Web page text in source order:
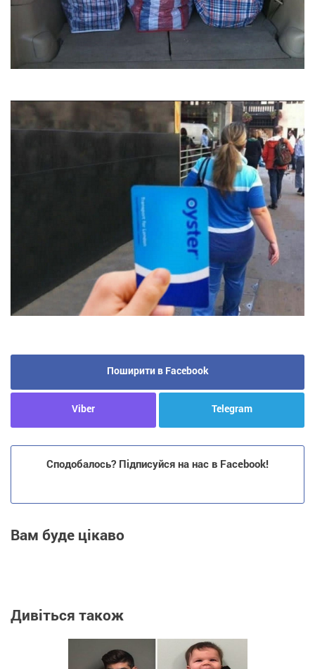
Поширити в Facebook
Viber Telegram
Сподобалось? Підписуйся на нас в Facebook!
Вам буде цікаво
Дивіться також